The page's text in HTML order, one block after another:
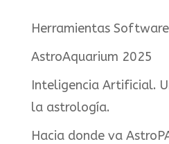
Herramientas
AstroAquarium 2025
Inteligencia Artificial.
la astrología.
Hacia donde va